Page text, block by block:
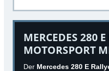
MERCEDES 280
MOTORSPORT
Der Mercedes 280 E